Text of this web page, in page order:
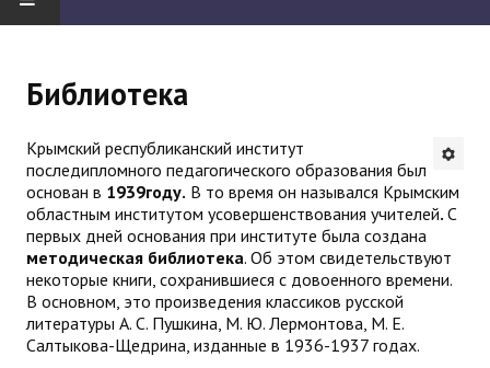
"Боевая" русистика
Будни института
АНОНСЫ
ИНСТИТУТ
Противодействие коррупции
В ПОМОЩЬ УЧИТЕЛЮ
Библиотека
Крымский республиканский институт
последипломного педагогического образования был
основан в 1939году. В то время он назывался Крымским
областным институтом усовершенствования учителей. С
первых дней основания при институте была создана
методическая библиотека. Об этом свидетельствуют
некоторые книги, сохранившиеся с довоенного времени.
В основном, это произведения классиков русской
литературы А. С. Пушкина, М. Ю. Лермонтова, М. Е.
Салтыкова-Щедрина, изданные в 1936-1937 годах.